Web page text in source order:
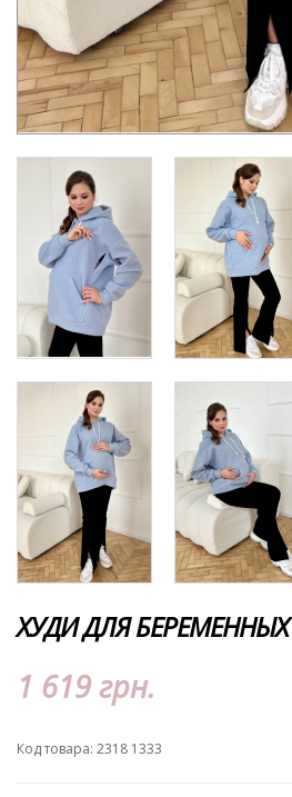
ХУДИ ДЛЯ БЕРЕМЕННЫХ
1 619 грн.
Код товара: 2318 1333